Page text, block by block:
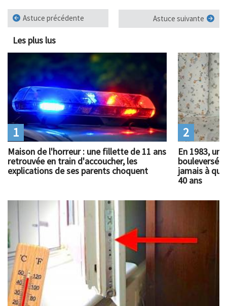
Astuce précédente Astuce suivante
Les plus lus
Maison de l'horreur : une fillette de 11 ans
retrouvée en train d'accoucher, les
explications de ses parents choquent
1
En 1983, un
bouleversé
jamais à
40 ans
2